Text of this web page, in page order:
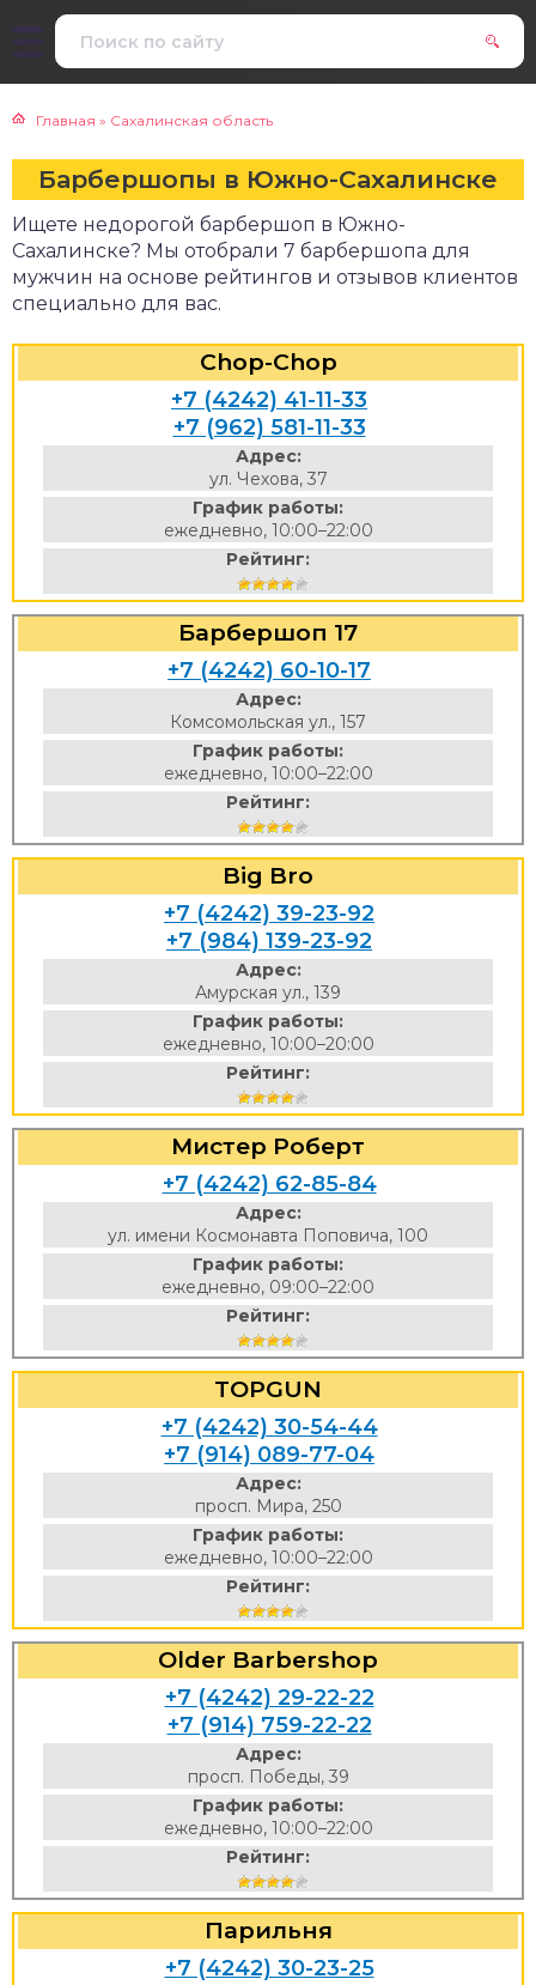
Главная » Сахалинская область
Барбершопы в Южно-Сахалинске
Ищете недорогой барбершоп в Южно-
Сахалинске? Мы отобрали 7 барбершопа для
мужчин на основе рейтингов и отзывов клиентов
специально для вас.
Chop-Chop
+7 (4242) 41-11-33
+7 (962) 581-11-33
Адрес:
ул. Чехова, 37
График работы:
ежедневно, 10:00–22:00
Рейтинг:
Барбершоп 17
+7 (4242) 60-10-17
Адрес:
Комсомольская ул., 157
График работы:
ежедневно, 10:00–22:00
Рейтинг:
Big Bro
+7 (4242) 39-23-92
+7 (984) 139-23-92
Адрес:
Амурская ул., 139
График работы:
ежедневно, 10:00–20:00
Рейтинг:
Мистер Роберт
+7 (4242) 62-85-84
Адрес:
ул. имени Космонавта Поповича, 100
График работы:
ежедневно, 09:00–22:00
Рейтинг:
TOPGUN
+7 (4242) 30-54-44
+7 (914) 089-77-04
Адрес:
просп. Мира, 250
График работы:
ежедневно, 10:00–22:00
Рейтинг:
Older Barbershop
+7 (4242) 29-22-22
+7 (914) 759-22-22
Адрес:
просп. Победы, 39
График работы:
ежедневно, 10:00–22:00
Рейтинг:
Парильня
+7 (4242) 30-23-25